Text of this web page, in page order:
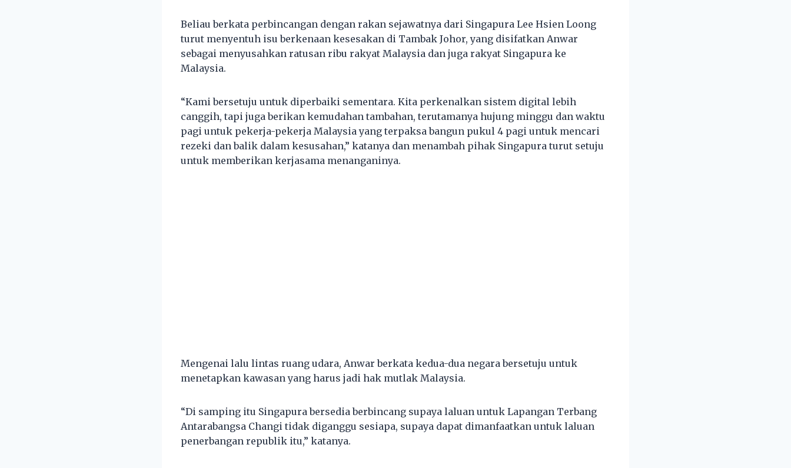
Beliau berkata perbincangan dengan rakan sejawatnya dari Singapura Lee Hsien Loong
turut menyentuh isu berkenaan kesesakan di Tambak Johor, yang disifatkan Anwar
sebagai menyusahkan ratusan ribu rakyat Malaysia dan juga rakyat Singapura ke
Malaysia.
“Kami bersetuju untuk diperbaiki sementara. Kita perkenalkan sistem digital lebih
canggih, tapi juga berikan kemudahan tambahan, terutamanya hujung minggu dan waktu
pagi untuk pekerja-pekerja Malaysia yang terpaksa bangun pukul 4 pagi untuk mencari
rezeki dan balik dalam kesusahan,” katanya dan menambah pihak Singapura turut setuju
untuk memberikan kerjasama menanganinya.
Mengenai lalu lintas ruang udara, Anwar berkata kedua-dua negara bersetuju untuk
menetapkan kawasan yang harus jadi hak mutlak Malaysia.
“Di samping itu Singapura bersedia berbincang supaya laluan untuk Lapangan Terbang
Antarabangsa Changi tidak diganggu sesiapa, supaya dapat dimanfaatkan untuk laluan
penerbangan republik itu,” katanya.